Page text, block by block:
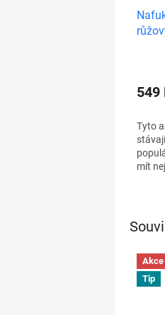
Akce
Tip
549
Tyto
mít